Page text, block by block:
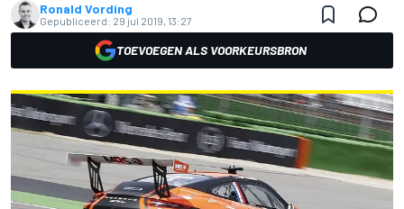
Ronald Vording
Gepubliceerd: 29 jul 2019, 13:27
TOEVOEGEN ALS VOORKEURSBRON